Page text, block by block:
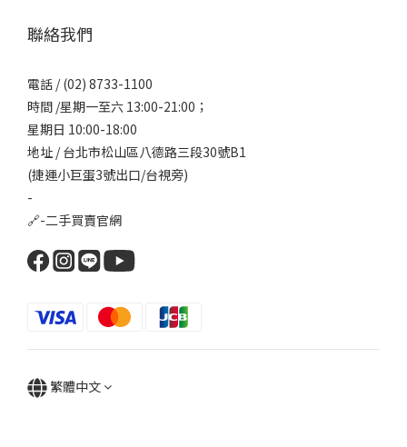
聯絡我們
電話 / (02) 8733-1100
時間 /星期一至六 13:00-21:00；
星期日 10:00-18:00
地址 / 台北市松山區八德路三段30號B1
(捷運小巨蛋3號出口/台視旁)
-
🔗-二手買賣官網
繁體中文